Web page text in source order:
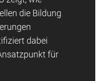
die Bildung
dabei
für